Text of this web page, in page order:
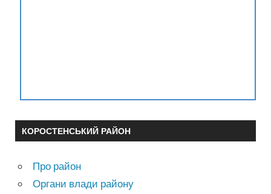
КОРОСТЕНСЬКИЙ РАЙОН
Про район
Органи влади району